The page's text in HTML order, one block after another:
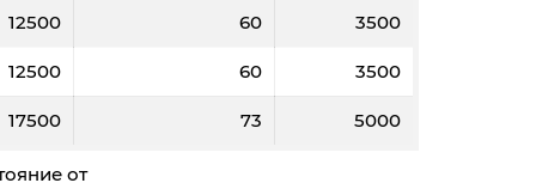
12500 60 3500
12500 60 3500
17500 73 5000
от